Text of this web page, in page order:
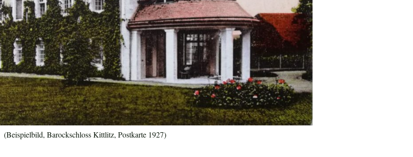
(Beispielbild, Barockschloss Kittlitz, Postkarte 1927)